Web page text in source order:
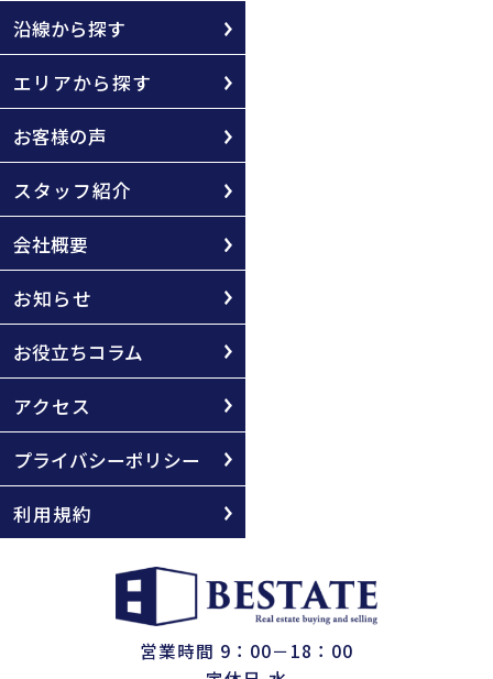
沿線から探す
エリアから探す
お客様の声
スタッフ紹介
会社概要
お知らせ
お役立ちコラム
アクセス
プライバシーポリシー
利用規約
営業時間 9：00－18：00